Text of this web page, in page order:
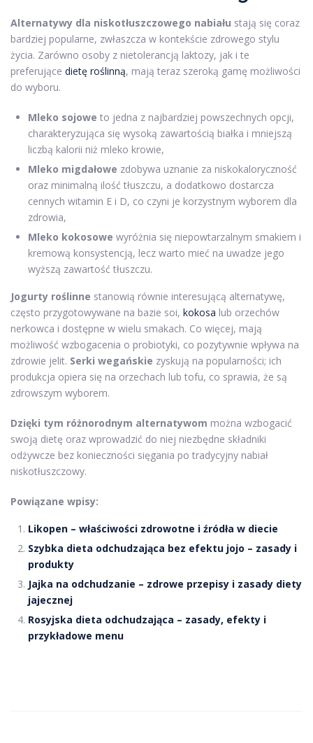
Alternatywy dla niskotłuszczowego nabiału stają się coraz
bardziej popularne, zwłaszcza w kontekście zdrowego stylu
życia. Zarówno osoby z nietolerancją laktozy, jak i te
preferujące dietę roślinną, mają teraz szeroką gamę możliwości
do wyboru.
Mleko sojowe to jedna z najbardziej powszechnych opcji,
charakteryzująca się wysoką zawartością białka i mniejszą
liczbą kalorii niż mleko krowie,
Mleko migdałowe zdobywa uznanie za niskokaloryczność
oraz minimalną ilość tłuszczu, a dodatkowo dostarcza
cennych witamin E i D, co czyni je korzystnym wyborem dla
zdrowia,
Mleko kokosowe wyróżnia się niepowtarzalnym smakiem i
kremową konsystencją, lecz warto mieć na uwadze jego
wyższą zawartość tłuszczu.
Jogurty roślinne stanowią równie interesującą alternatywę,
często przygotowywane na bazie soi, kokosa lub orzechów
nerkowca i dostępne w wielu smakach. Co więcej, mają
możliwość wzbogacenia o probiotyki, co pozytywnie wpływa na
zdrowie jelit. Serki wegańskie zyskują na popularności; ich
produkcja opiera się na orzechach lub tofu, co sprawia, że są
zdrowszym wyborem.
Dzięki tym różnorodnym alternatywom można wzbogacić
swoją dietę oraz wprowadzić do niej niezbędne składniki
odżywcze bez konieczności sięgania po tradycyjny nabiał
niskotłuszczowy.
Powiązane wpisy:
Likopen – właściwości zdrowotne i źródła w diecie
Szybka dieta odchudzająca bez efektu jojo – zasady i
produkty
Jajka na odchudzanie – zdrowe przepisy i zasady diety
jajecznej
Rosyjska dieta odchudzająca – zasady, efekty i
przykładowe menu